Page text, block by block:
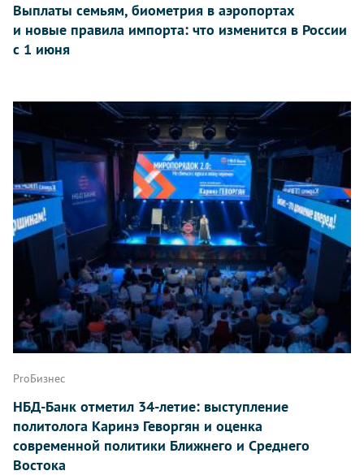
Выплаты семьям, биометрия в аэропортах
и новые правила импорта: что изменится в России
с 1 июня
ProБизнес
НБД-Банк отметил 34-летие: выступление
политолога Каринэ Геворгян и оценка
современной политики Ближнего и Среднего
Востока